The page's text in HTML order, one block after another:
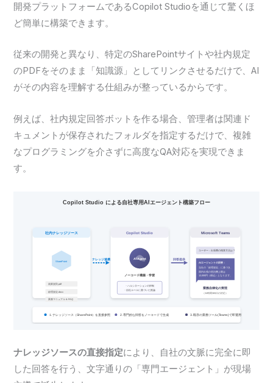
開発プラットフォームであるCopilot Studioを通じて驚くほ
ど簡単に構築できます。
従来の開発と異なり、特定のSharePointサイトや社内規定
のPDFをそのまま「知識源」としてリンクさせるだけで、AI
がその内容を理解する仕組みが整っているからです。
例えば、社内規定回答ボットを作る場合、管理者は関連ド
キュメントが保存されたフォルダを指定するだけで、複雑
なプログラミングを介さずに高度なQA対応を実現できま
す。
ナレッジソースの直接指定により、自社の文脈に完全に即
した回答を行う、文字通りの「専門エージェント」が現場